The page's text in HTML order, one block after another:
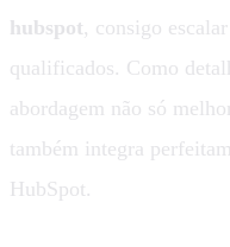
hubspot, consigo
qualificados. Como
abordagem não só
também integra
HubSpot.